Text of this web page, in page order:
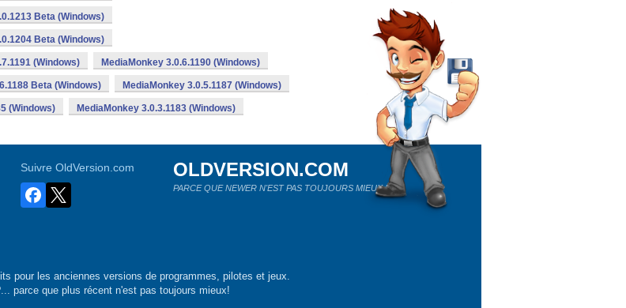
Beta (Windows)
Beta (Windows)
(Windows) MediaMonkey 3.0.6.1190 (Windows)
Beta (Windows) MediaMonkey 3.0.5.1187 (Windows)
(Windows) MediaMonkey 3.0.3.1183 (Windows)
Suivre OldVersion.com OLDVERSION.COM
PARCE QUE NEWER N'EST PAS TOUJOURS MIEUX !
pour les anciennes versions de programmes, pilotes et jeux.
parce que plus récent n'est pas toujours mieux!